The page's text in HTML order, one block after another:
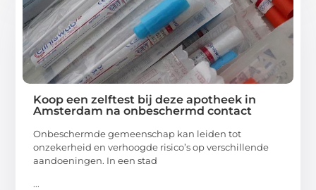
Koop een zelftest bij deze apotheek in
Amsterdam na onbeschermd contact
Onbeschermde gemeenschap kan leiden tot
onzekerheid en verhoogde risico’s op verschillende
aandoeningen. In een stad
...